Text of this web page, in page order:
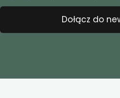
Dołącz do